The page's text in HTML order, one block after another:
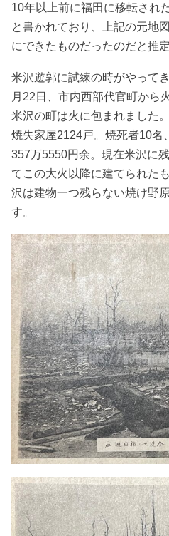
10年以上前に福田に移転され
と書かれており、上記の元地
にできたものだったのだと推
米沢遊郭に試練の時がやって
月22日、市内西部代官町から
米沢の町は火に包まれました
焼失家屋2124戸。焼死者10名
357万5550円余。現在米沢に
てこの大火以降に建てられた
沢は建物一つ残らない焼け野
す。